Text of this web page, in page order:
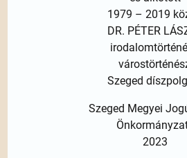
1979 – 2019
DR. PÉTER
Szeged
Szeged Megyei
2023